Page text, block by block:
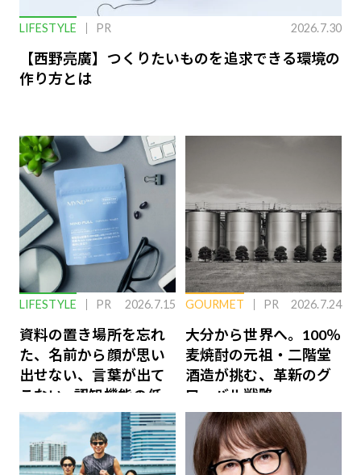
LIFESTYLE PR 2026.7.30
【西野亮廣】つくりたいものを追求できる環境の
作り方とは
LIFESTYLE PR 2026.7.15
資料の置き場所を忘れ
た、名前から顔が思い
出せない、言葉が出て
こない…認知機能の低
下を救う、脳のインナ
ーケアとは
GOURMET PR 2026.7.24
大分から世界へ。100％
麦焼酎の元祖・二階堂
酒造が挑む、革新のグ
ローバル戦略